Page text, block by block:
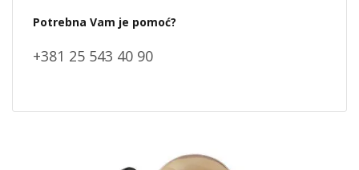
Potrebna Vam je pomoć?
+381 25 543 40 90